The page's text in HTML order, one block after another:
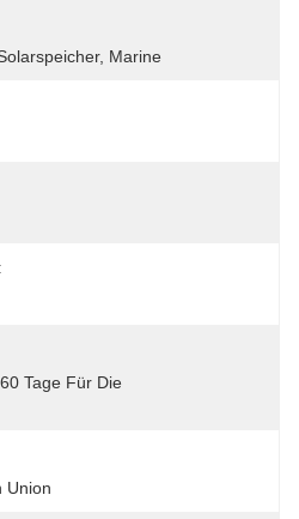
Marine
Tage Für Die
Union